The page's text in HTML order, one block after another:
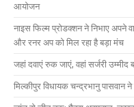
आयोजन
नाइस फिल्म प्रोडक्शन ने निभाए अपने
और रनर अप को मिल रहा है बड़ा मंच
जहां दवाएं रुक जाएं, वहां सर्जरी उम्मीद
मिल्कीपुर विधायक चन्द्रभानु पासवान